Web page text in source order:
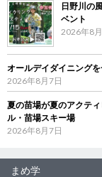
日野川の
ベント
2026年8
オールデイダイニング
2026年8月7日
夏の苗場が夏のアクテ
ル・苗場スキー場
2026年8月7日
まめ学